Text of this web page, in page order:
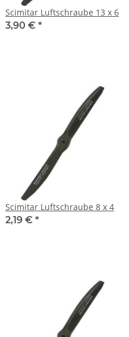
Scimitar Luftschraube 13 x 6
3,90 € *
Scimitar Luftschraube 8 x 4
2,19 € *